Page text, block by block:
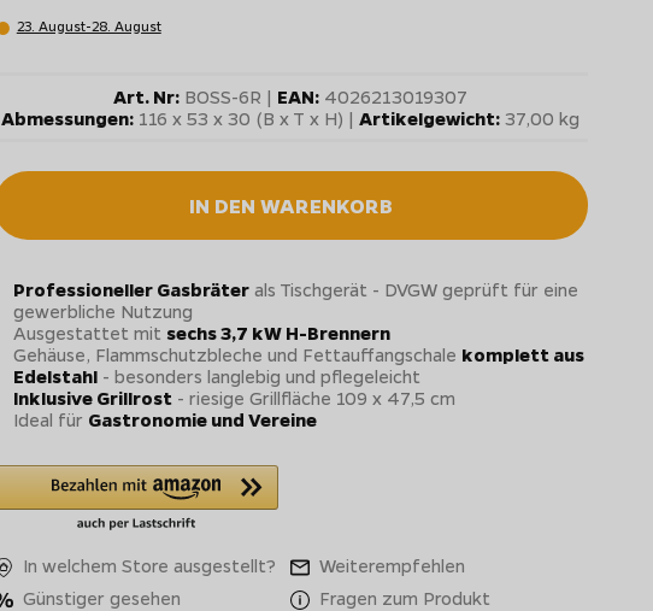
23. August-28. August
Art. Nr: BOSS-6R | EAN: 4026213019307
Abmessungen: 116 x 53 x 30 (B x T x H) |Artikelgewicht: 37,00 kg
IN DEN WARENKORB
Professioneller Gasbräterals Tischgerät - DVGW geprüft für eine
gewerbliche Nutzung
Ausgestattet mit sechs 3,7 kW H-Brennern
Gehäuse, Flammschutzbleche und Fettauffangschale komplett aus
Edelstahl- besonders langlebig und pflegeleicht
Inklusive Grillrost- riesige Grillfläche 109 x 47,5 cm
Ideal für Gastronomie und Vereine
In welchem Store ausgestellt?
Weiterempfehlen
Günstiger gesehen
Fragen zum Produkt